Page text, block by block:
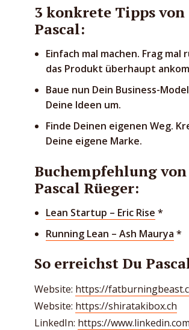
3 konkrete Tipps von
Pascal:
Einfach mal machen. Frag mal
das Produkt überhaupt
Baue nun Dein Business-
Deine Ideen um.
Finde Deinen eigenen Weg.
Deine eigene Marke.
Buchempfehlung von
Pascal Rüeger:
Lean Startup – Eric Rise *
Running Lean – Ash Maurya *
So erreichst Du
Website: https://
Website: https://shiratakibox.ch
LinkedIn: https://